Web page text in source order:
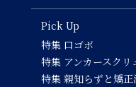
Pick Up
特集 口ゴボ
特集 アンカースクリ
特集 親知らずと矯